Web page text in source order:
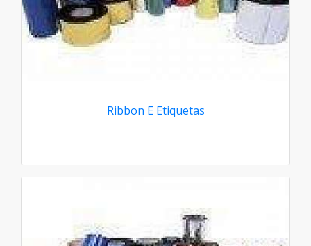
Ribbon E Etiquetas